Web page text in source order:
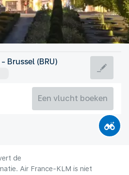
Brussel (BRU)
Een vlucht boeken
de
Air France-KLM is niet